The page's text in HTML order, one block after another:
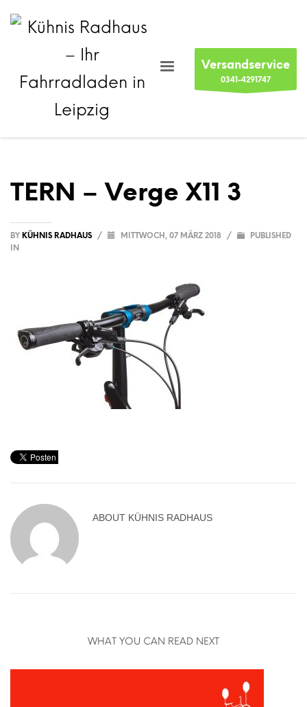
Versandservice
0341-4291747
TERN – Verge X11 3
BY KÜHNIS RADHAUS / MITTWOCH, 07 MÄRZ 2018 /
PUBLISHED
IN
ABOUT KÜHNIS RADHAUS
WHAT YOU CAN READ NEXT